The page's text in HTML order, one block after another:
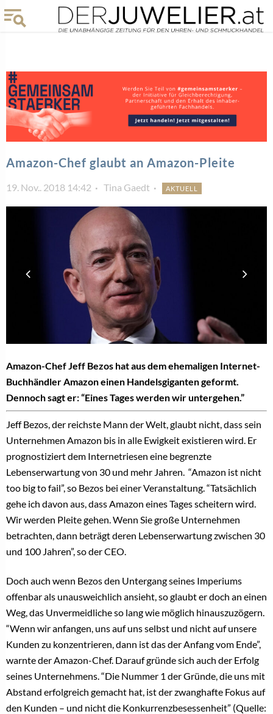
Amazon-Chef glaubt an Amazon-Pleite
19. Nov.. 2018 14:42 Tina Gaedt AKTUELL
Amazon-Chef Jeff Bezos hat aus dem ehemaligen Internet-
Buchhändler Amazon einen Handelsgiganten geformt.
Dennoch sagt er: “Eines Tages werden wir untergehen.”
Jeff Bezos, der reichste Mann der Welt, glaubt nicht, dass sein
Unternehmen Amazon bis in alle Ewigkeit existieren wird. Er
prognostiziert dem Internetriesen eine begrenzte
Lebenserwartung von 30 und mehr Jahren. “Amazon ist nicht
too big to fail”, so Bezos bei einer Veranstaltung. “Tatsächlich
gehe ich davon aus, dass Amazon eines Tages scheitern wird.
Wir werden Pleite gehen. Wenn Sie große Unternehmen
betrachten, dann beträgt deren Lebenserwartung zwischen 30
und 100 Jahren”, so der CEO.
Doch auch wenn Bezos den Untergang seines Imperiums
offenbar als unausweichlich ansieht, so glaubt er doch an einen
Weg, das Unvermeidliche so lang wie möglich hinauszuzögern.
“Wenn wir anfangen, uns auf uns selbst und nicht auf unsere
Kunden zu konzentrieren, dann ist das der Anfang vom Ende”,
warnte der Amazon-Chef. Darauf gründe sich auch der Erfolg
seines Unternehmens. “Die Nummer 1 der Gründe, die uns mit
Abstand erfolgreich gemacht hat, ist der zwanghafte Fokus auf
den Kunden – und nicht die Konkurrenzbesessenheit” (Quelle: